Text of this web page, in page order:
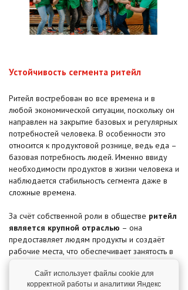
Устойчивость сегмента ритейл
Ритейл востребован во все времена и в
любой экономической ситуации, поскольку он
направлен на закрытие базовых и регулярных
потребностей человека. В особенности это
относится к продуктовой рознице, ведь еда –
базовая потребность людей. Именно ввиду
необходимости продуктов в жизни человека и
наблюдается стабильность сегмента даже в
сложные времена.
За счёт собственной роли в обществе ритейл
является крупной отраслью – она
предоставляет людям продукты и создаёт
рабочие места, что обеспечивает занятость в
работает свыше 250 000 сотрудников.
Сайт использует файлы cookie для
корректной работы и аналитики Яндекс